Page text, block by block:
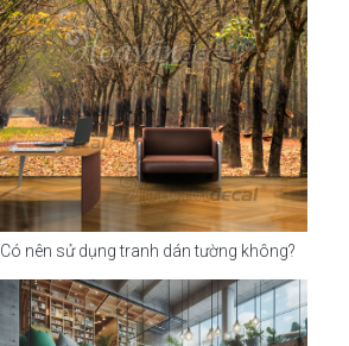
Có nên sử dụng tranh dán tường không?